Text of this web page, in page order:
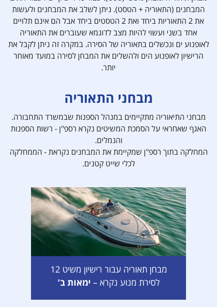
המבחנים (התאוריה + הטסט). ניתן לשלב את המבחנים ולעשות
את 2 התאוריות ביחד ואת 2 הטסטים ביחד אבל הם אינם תלויים
אחד בשני ועשוי להיות מצב לדוגמא שעוברים את התאוריה
לאופנוע ים ונכשלים בתאוריה של הסירה. במקרה זה ניתן לקבל את
הרישיון לאופנוע הים ולהשלים את המבחן לסירה במועד מאוחר
יותר.
מבחני התאוריה
מבחני התיאוריה מתקיימים במנהל הספנות שבמשרד התחבורה.
האגף שאחראי על הסמכת המשיטים נקרא רספ"ן - רשות הספנות
והנמלים.
המחלקה בתוך רספ"ן שמקיימת את המבחנים נקראת - הממחלקה
לכלי שייט קטנים.
מבחן תאוריה עבור רישיון משיט 12
לסירת מנוע נקרא – ימאות ב'